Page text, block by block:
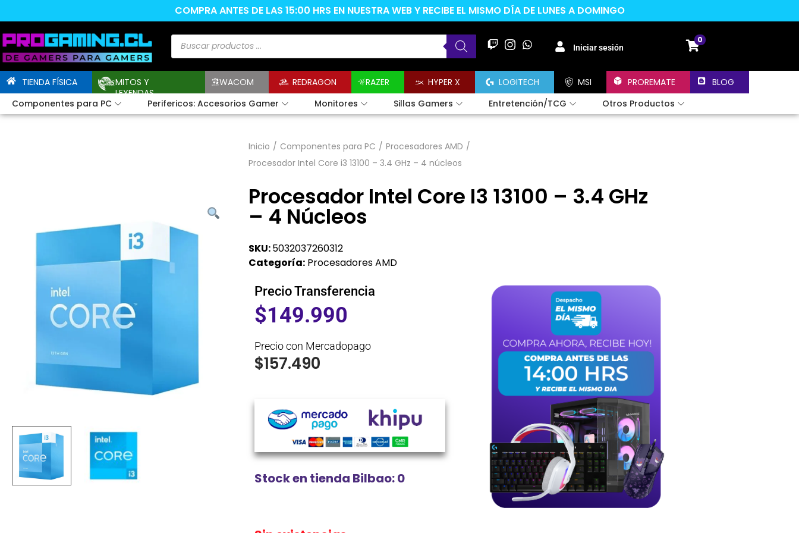
COMPRA ANTES DE LAS 15:00 HRS EN NUESTRA WEB Y RECIBE EL MISMO DÍA DE LUNES A DOMINGO
Iniciar sesión
0
TIENDA FÍSICA
MITOS Y
LEYENDAS
WACOM REDRAGON RAZER HYPER X LOGITECH MSI PROREMATE
BLOG
Componentes para PC
Perifericos: Accesorios Gamer Monitores Sillas Gamers Entretención/TCG Otros Productos
Inicio / Componentes para PC / Procesadores AMD /
Procesador Intel Core i3 13100 – 3.4 GHz – 4 núcleos
Procesador Intel Core I3 13100 – 3.4 GHz
– 4 Núcleos
SKU:5032037260312
Categoría: Procesadores AMD
Precio Transferencia
$149.990
Precio con Mercadopago
$157.490
Stock en tienda Bilbao: 0